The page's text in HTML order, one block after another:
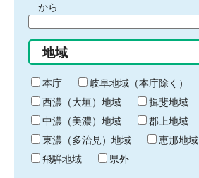
間
始
り
から
間
終
わ
り
地域
本庁
岐阜地域（本庁除く）
西濃（大垣）地域
揖斐地域
中濃（美濃）地域
郡上地域
東濃（多治見）地域
恵那地域
飛騨地域
県外